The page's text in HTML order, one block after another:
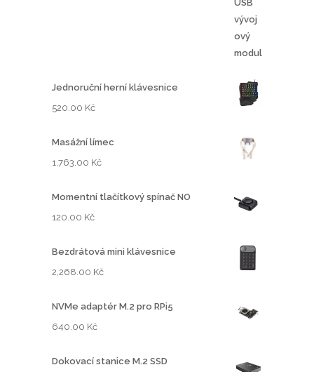
2
č
Jednoruční herní klávesnice
520.00 Kč
Masážní límec
1,763.00 Kč
Momentní tlačítkový spínač NO
120.00 Kč
Bezdrátová mini klávesnice
2,268.00 Kč
NVMe adaptér M.2 pro RPi5
640.00 Kč
Dokovací stanice M.2 SSD